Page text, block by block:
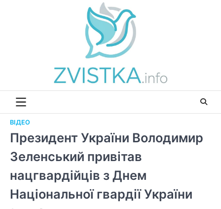
ВІДЕО
Президент України Володимир
Зеленський привітав
нацгвардійців з Днем
Національної гвардії України